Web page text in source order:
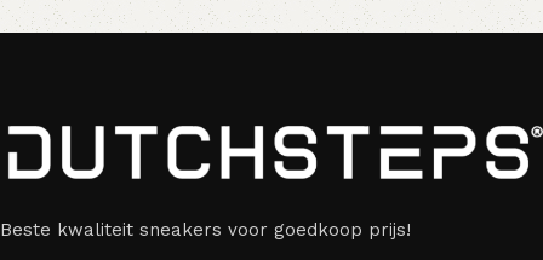
Beste kwaliteit sneakers voor goedkoop prijs!